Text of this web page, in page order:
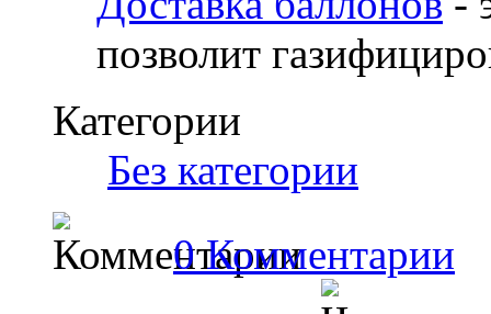
позволит
Категории
Без категории
0 Комментарии